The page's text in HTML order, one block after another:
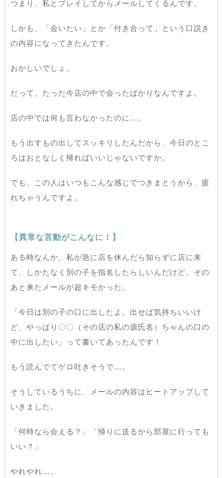
つまり、私とプレイしてからメールしてくるんです。
しかも、「会いたい」とか「付き合って」という口説き
の内容になってきたんです。
おかしいでしょ。
だって、たった今店の中で会ったばかりなんですよ。
店の中では何も言わなかったのに…。
もう出すもの出してスッキリしたんだから、今日のとこ
ろはおとなしく帰ればいいじゃないですか。
でも、この人はいつもこんな感じでつきまとうから、疲
れちゃうんですよ。
【異常な言動がこんなに！】
ある時なんか、私が急に店を休んだら知らずに店に来
て、しかたなく別の子を指名したらしいんだけど、その
あと来たメールが超キモかった。
「今日は別の子の口に出したよ。出せば気持ちいいけ
ど、やっぱり〇〇（その店の私の源氏名）ちゃんの口の
中に出したい」って書いてあったんです！
もう読んでてゲロ吐きそうで…。
そうしているうちに、メールの内容はヒートアップして
いきました。
「何時なら会える？」「帰りに送るから部屋に行っても
いい？」
やれやれ…。